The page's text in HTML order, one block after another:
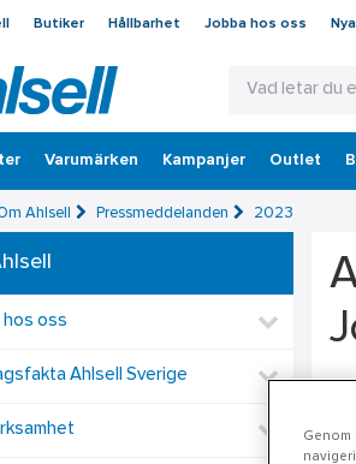
Butiker Hållbarhet Jobba hos oss
Varumärken Kampanjer Outlet
Ahlsell Pressmeddelanden 2023
hos oss
Ahlsell Sverige
Genom